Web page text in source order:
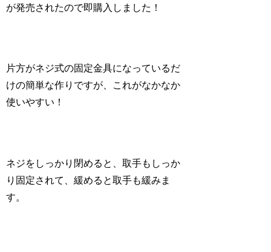
が発売されたので即購入しました！
片方がネジ式の固定金具になっているだ
けの簡単な作りですが、これがなかなか
使いやすい！
ネジをしっかり閉めると、取手もしっか
り固定されて、緩めると取手も緩みま
す。